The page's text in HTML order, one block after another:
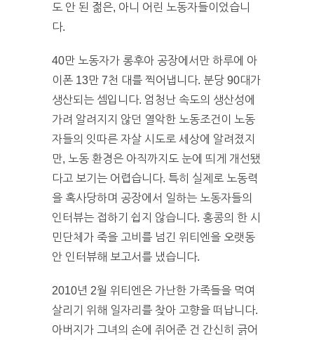
도 안 된 젊은, 아니 어린 노동자들이었습니
다.
40만 노동자가 롱후아 공장에서만 하루에 아
이폰 13만 7천 대를 찍어냅니다. 분당 90대가
생산되는 셈입니다. 엄청난 속도의 생산성에
가려 알려지지 않던 열악한 노동조건이 노동
자들의 잇따른 자살 시도로 세상에 알려졌지
만, 노동 환경은 아직까지도 눈에 띄게 개선됐
다고 보기는 어렵습니다. 특히 실제로 노동력
을 혹사당하며 공장에서 일하는 노동자들의
인터뷰는 접하기 쉽지 않습니다. 홍콩의 한 시
민단체가 죽을 고비를 넘긴 위티엔을 오랫동
안 인터뷰해 보고서를 냈습니다.
2010년 2월 위티엔은 가난한 가족들을 먹여
살리기 위해 일자리를 찾아 고향을 떠납니다.
아버지가 그녀의 손에 쥐어준 건 간신히 긁어